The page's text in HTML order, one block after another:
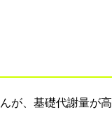
が、基礎代謝量が高